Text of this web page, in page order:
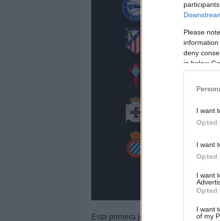
Please
deny
in below
I want
Opted
I want
Opted
I want
Opted
I want
of my
Esta primera jornada puede verse